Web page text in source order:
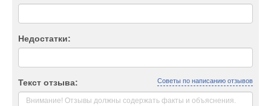
Недостатки:
Текст отзыва: Советы по написанию отзывов